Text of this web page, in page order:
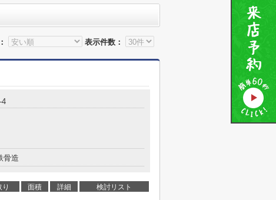
表示件数：
4
骨造
り 面積 詳細 検討リスト